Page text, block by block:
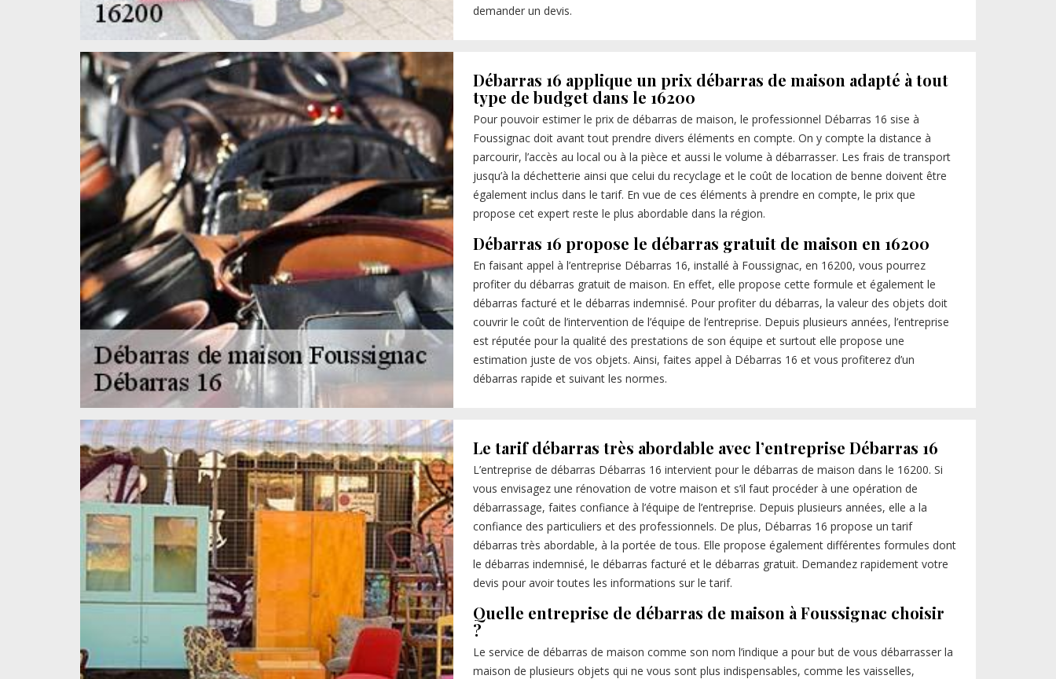
demander un devis.
Débarras 16 applique un prix débarras de maison adapté à tout
type de budget dans le 16200
Pour pouvoir estimer le prix de débarras de maison, le professionnel Débarras 16 sise à
Foussignac doit avant tout prendre divers éléments en compte. On y compte la distance à
parcourir, l’accès au local ou à la pièce et aussi le volume à débarrasser. Les frais de transport
jusqu’à la déchetterie ainsi que celui du recyclage et le coût de location de benne doivent être
également inclus dans le tarif. En vue de ces éléments à prendre en compte, le prix que
propose cet expert reste le plus abordable dans la région.
Débarras 16 propose le débarras gratuit de maison en 16200
En faisant appel à l’entreprise Débarras 16, installé à Foussignac, en 16200, vous pourrez
profiter du débarras gratuit de maison. En effet, elle propose cette formule et également le
débarras facturé et le débarras indemnisé. Pour profiter du débarras, la valeur des objets doit
couvrir le coût de l’intervention de l’équipe de l’entreprise. Depuis plusieurs années, l’entreprise
est réputée pour la qualité des prestations de son équipe et surtout elle propose une
estimation juste de vos objets. Ainsi, faites appel à Débarras 16 et vous profiterez d’un
débarras rapide et suivant les normes.
Le tarif débarras très abordable avec l’entreprise Débarras 16
L’entreprise de débarras Débarras 16 intervient pour le débarras de maison dans le 16200. Si
vous envisagez une rénovation de votre maison et s’il faut procéder à une opération de
débarrassage, faites confiance à l’équipe de l’entreprise. Depuis plusieurs années, elle a la
confiance des particuliers et des professionnels. De plus, Débarras 16 propose un tarif
débarras très abordable, à la portée de tous. Elle propose également différentes formules dont
le débarras indemnisé, le débarras facturé et le débarras gratuit. Demandez rapidement votre
devis pour avoir toutes les informations sur le tarif.
Quelle entreprise de débarras de maison à Foussignac choisir
?
Le service de débarras de maison comme son nom l’indique a pour but de vous débarrasser la
maison de plusieurs objets qui ne vous sont plus indispensables, comme les vaisselles,